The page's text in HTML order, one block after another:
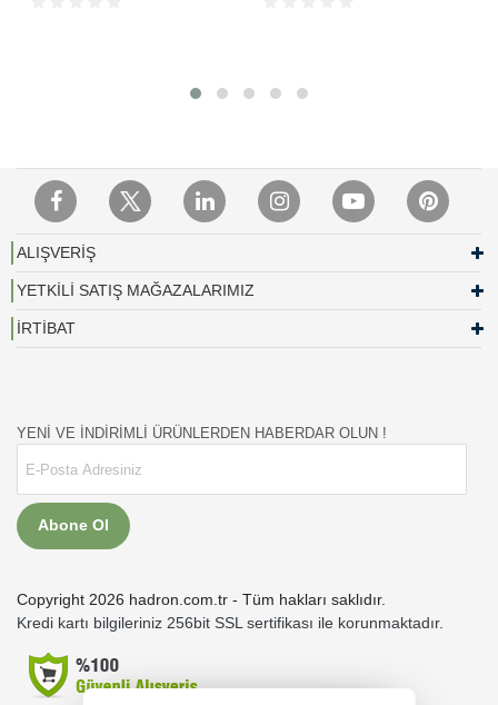
ALIŞVERİŞ
YETKİLİ SATIŞ MAĞAZALARIMIZ
İRTİBAT
YENİ VE İNDİRİMLİ ÜRÜNLERDEN HABERDAR OLUN !
Abone Ol
Copyright 2026 hadron.com.tr - Tüm hakları saklıdır.
Kredi kartı bilgileriniz 256bit SSL sertifikası ile korunmaktadır.